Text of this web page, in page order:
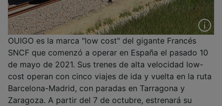
OUIGO es la marca "low cost" del gigante Francés
SNCF que comenzó a operar en España el pasado 10
de mayo de 2021. Sus trenes de alta velocidad low-
cost operan con cinco viajes de ida y vuelta en la ruta
Barcelona-Madrid, con paradas en Tarragona y
Zaragoza. A partir del 7 de octubre, estrenará su